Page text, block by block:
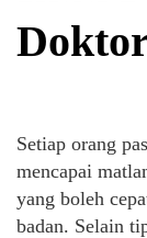
Setiap orang
mencapai
yang boleh
badan. Selain